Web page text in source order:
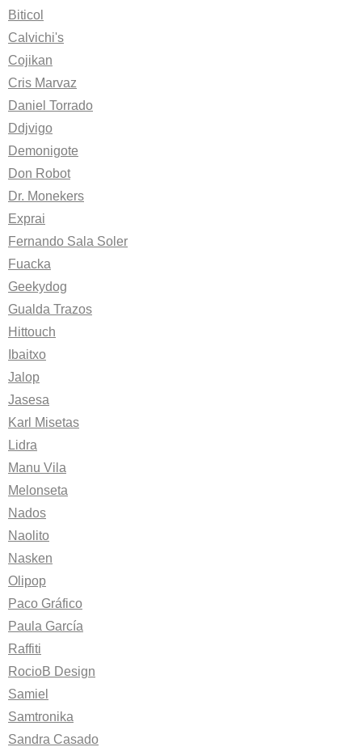
Biticol
Calvichi's
Cojikan
Cris Marvaz
Daniel Torrado
Ddjvigo
Demonigote
Don Robot
Dr. Monekers
Exprai
Fernando Sala Soler
Fuacka
Geekydog
Gualda Trazos
Hittouch
Ibaitxo
Jalop
Jasesa
Karl Misetas
Lidra
Manu Vila
Melonseta
Nados
Naolito
Nasken
Olipop
Paco Gráfico
Paula García
Raffiti
RocioB Design
Samiel
Samtronika
Sandra Casado